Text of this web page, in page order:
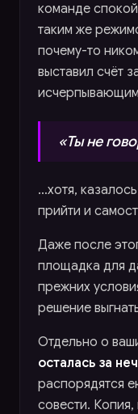
команде
таким же
почему-то
выставил счёт
«Ты не
…хотя,
прийти и
Даже после
площадка для
прежних
решение
Отдельно о
осталась за
распорядятся
совести.